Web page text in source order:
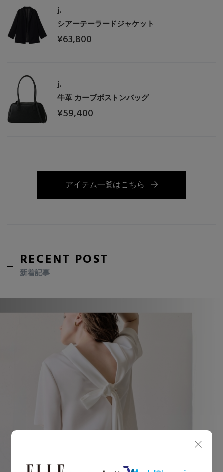
j.
シアーテーラードジャケット
¥63,800
j.
牛革 カーブボストンバッグ
¥59,400
アイテム一覧はこちら
RECENT POST
新着記事